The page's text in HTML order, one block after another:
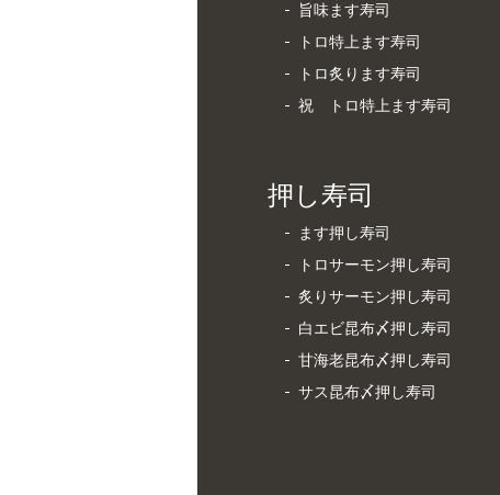
旨味ます寿司
トロ特上ます寿司
トロ炙ります寿司
祝 トロ特上ます寿司
押し寿司
ます押し寿司
トロサーモン押し寿司
炙りサーモン押し寿司
白エビ昆布〆押し寿司
甘海老昆布〆押し寿司
サス昆布〆押し寿司